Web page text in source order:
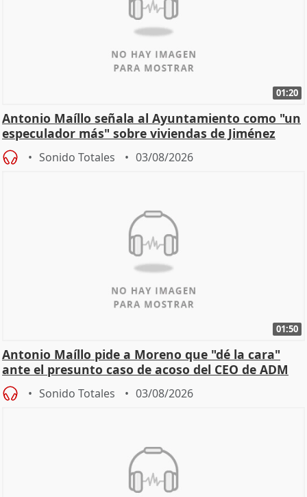
01:20
Antonio Maíllo señala al Ayuntamiento como "un
especulador más" sobre viviendas de Jiménez
Becerril
Sonido Totales 03/08/2026
01:50
Antonio Maíllo pide a Moreno que "dé la cara"
ante el presunto caso de acoso del CEO de ADM
Sonido Totales 03/08/2026